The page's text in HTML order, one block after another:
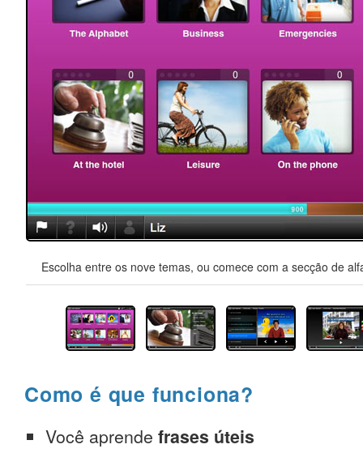
Escolha entre os nove temas, ou comece com a secção de
Como é que funciona?
Você aprende frases úteis